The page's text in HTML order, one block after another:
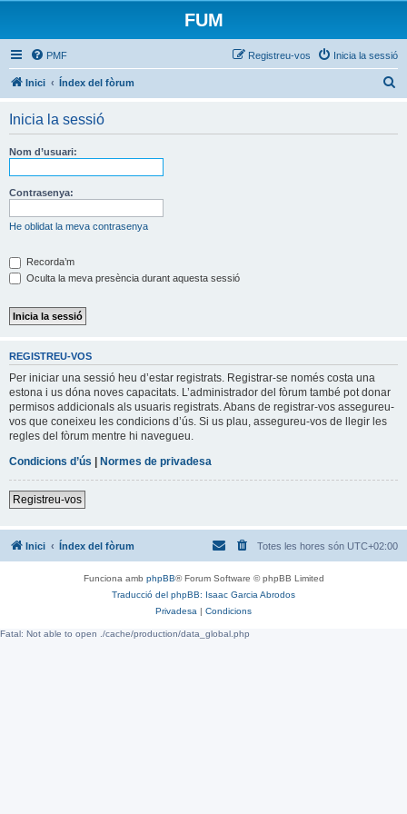
FUM
PMF Inicia la sessió
Registreu-vos
Inici Índex del fòrum
Inicia la sessió
Nom d’usuari:
Contrasenya:
He oblidat la meva contrasenya
Recorda’m
Oculta la meva presència durant aquesta sessió
REGISTREU-VOS
Per iniciar una sessió heu d’estar registrats. Registrar-se només costa una
estona i us dóna noves capacitats. L’administrador del fòrum també pot donar
permisos addicionals als usuaris registrats. Abans de registrar-vos assegureu-
vos que coneixeu les condicions d’ús. Si us plau, assegureu-vos de llegir les
regles del fòrum mentre hi navegueu.
Condicions d’ús | Normes de privadesa
Registreu-vos
Inici Índex del fòrum Totes les hores són UTC+02:00
Funciona amb phpBB® Forum Software © phpBB Limited
Traducció del phpBB: Isaac Garcia Abrodos
Privadesa | Condicions
Fatal: Not able to open ./cache/production/data_global.php